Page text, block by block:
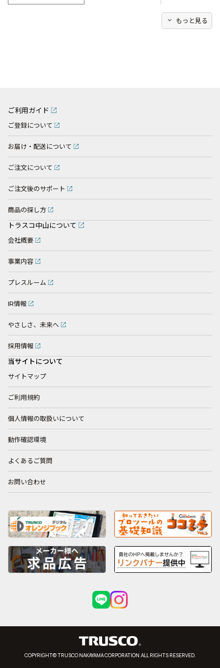
expand_more もっと見る
ご利用ガイド
ご登録について
お届け・配送について
ご注文について
ご注文後のサポート
商品の探し方
トラスコ中山について
会社概要
事業内容
プレスルーム
IR情報
やさしさ、未来へ
採用情報
当サイトについて
サイトマップ
ご利用規約
個人情報の取扱いについて
動作確認環境
よくあるご質問
お問い合わせ
COPYRIGHT© TRUSCO NAKAYAMA CORPORATION.ALL RIGHTS RESERVED.